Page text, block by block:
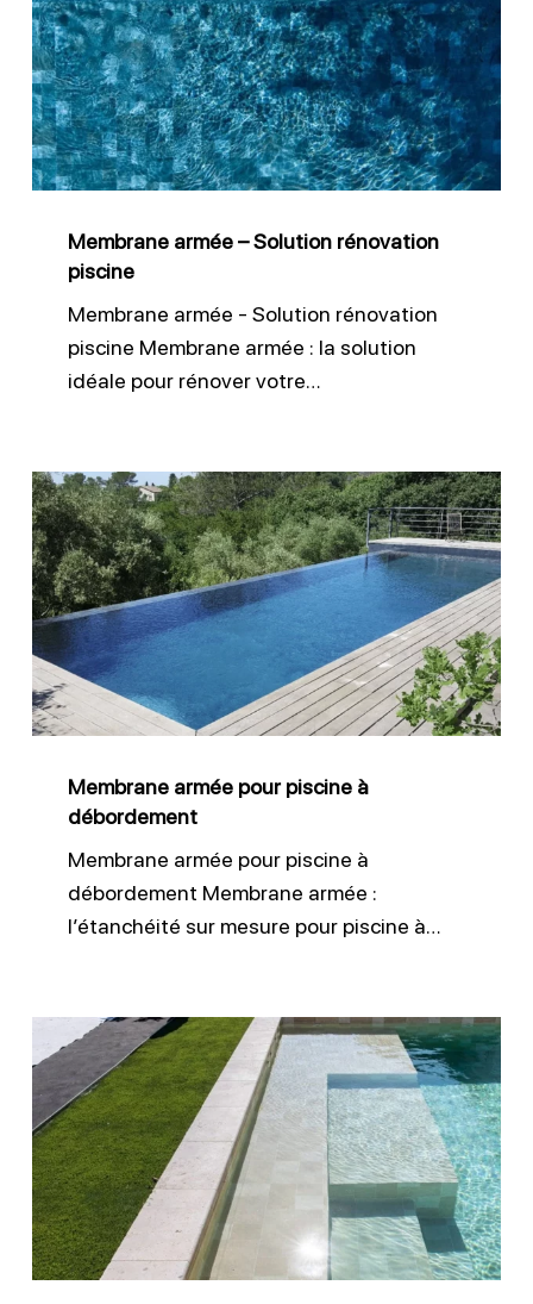
–
Solution
rénovation
piscine
Membrane armée – Solution rénovation
piscine
Membrane armée - Solution rénovation
piscine Membrane armée : la solution
idéale pour rénover votre…
Membrane
armée
pour
piscine
à
débordement
Membrane armée pour piscine à
débordement
Membrane armée pour piscine à
débordement Membrane armée :
l’étanchéité sur mesure pour piscine à…
Entretien
liner
piscine